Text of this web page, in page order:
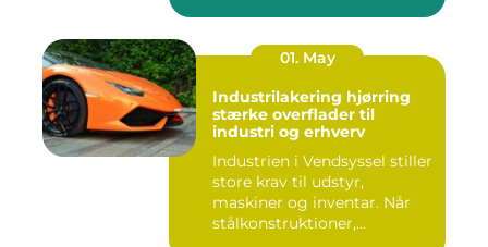
01. May
Industrilakering hjørring
stærke overflader til
industri og erhverv
Industrien i Vendsyssel stiller
store krav til udstyr,
maskiner og inventar. Når
stålkonstruktioner,...